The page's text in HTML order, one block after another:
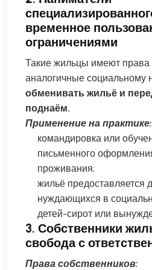
временное
ограничениями
Такие жильцы имеют права
аналогичные социальному
обменивать жильё и
поднаём.
Применение на практике:
командировка или
письменного
проживания;
жильё предоставляется
нуждающихся в
детей-сирот или
3. Собственники
свобода с
Права собственников: